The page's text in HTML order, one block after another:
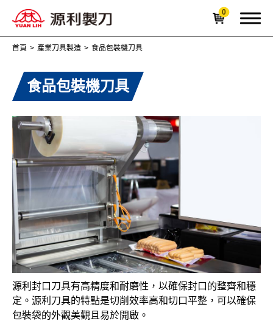
0
首頁 產業刀具製造 食品包裝機刀具
食品包裝機刀具
源利封口刀具有高精度和耐磨性，以確保封口的整齊和穩
定。源利刀具的特點是切削效率高和切口平整，可以確保
包裝袋的外觀美觀且易於開啟。
關於我們
OEM 刀具服務
產業刀具製造
造紙及印刷機刀具
金屬加工機械刀具
木工機刀具
食品包裝機刀具